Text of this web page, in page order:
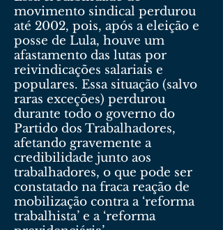
movimento sindical perdurou
até 2002, pois, após a eleição e
posse de Lula, houve um
afastamento das lutas por
reivindicações salariais e
populares. Essa situação (salvo
raras exceções) perdurou
durante todo o governo do
Partido dos Trabalhadores,
afetando gravemente a
credibilidade junto aos
trabalhadores, o que pode ser
constatado na fraca reação de
mobilização contra a ‘reforma
trabalhista’ e a ‘reforma